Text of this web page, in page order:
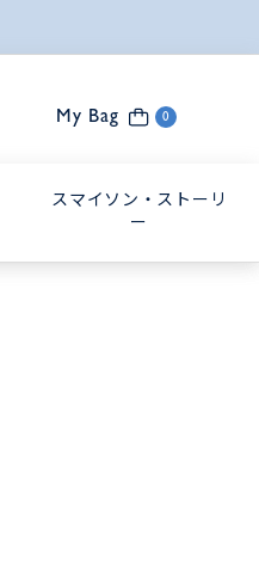
My Bag 0
スマイソン・ストーリ
ー